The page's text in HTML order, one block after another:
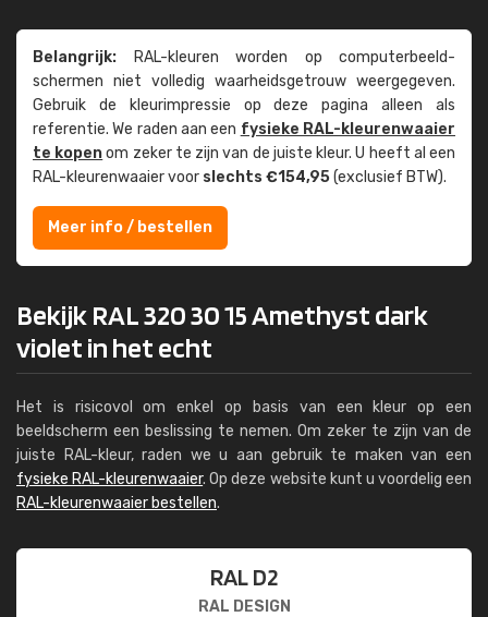
Belangrijk: RAL-kleuren worden op computer­beeld­
schermen niet volledig waarheids­­getrouw weer­gegeven.
Gebruik de kleur­impressie op deze pagina alleen als
referentie. We raden aan een fysieke RAL-kleuren­waaier
te kopenom zeker te zijn van de juiste kleur. U heeft al een
RAL-kleuren­waaier voor slechts €154,95(exclusief BTW).
Meer info / bestellen
Bekijk RAL 320 30 15 Amethyst dark
violet in het echt
Het is risicovol om enkel op basis van een kleur op een
beeldscherm een beslissing te nemen. Om zeker te zijn van de
juiste RAL-kleur, raden we u aan gebruik te maken van een
fysieke RAL-kleurenwaaier. Op deze website kunt u voordelig een
RAL-kleurenwaaier bestellen.
RAL D2
RAL DESIGN